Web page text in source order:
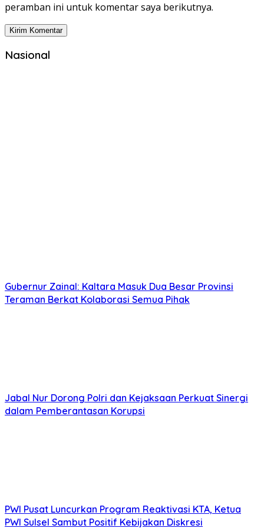
peramban ini untuk komentar saya berikutnya.
Nasional
Gubernur Zainal: Kaltara Masuk Dua Besar Provinsi
Teraman Berkat Kolaborasi Semua Pihak
Jabal Nur Dorong Polri dan Kejaksaan Perkuat Sinergi
dalam Pemberantasan Korupsi
PWI Pusat Luncurkan Program Reaktivasi KTA, Ketua
PWI Sulsel Sambut Positif Kebijakan Diskresi